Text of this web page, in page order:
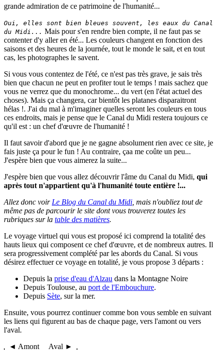
grande admiration de ce patrimoine de l'humanité...
Oui, elles sont bien bleues souvent, les eaux du Canal
du Midi... Mais pour s'en rendre bien compte, il ne faut pas se
contenter d'y aller en été... Les couleurs changent en fonction des
saisons et des heures de la journée, tout le monde le sait, et en tout
cas, les photographes le savent.
Si vous vous contentez de l'été, ce n'est pas très grave, je sais très
bien que chacun ne peut en profiter tout le temps ! mais sachez que
vous ne verrez que du monochrome... du vert (en l'état actuel des
choses). Mais ça changera, car bientôt les platanes disparaitront
hélas !. J'ai du mal à m'imaginer quelles seront les couleurs en tous
ces endroits, mais je pense que le Canal du Midi restera toujours ce
qu'il est : un chef d'œuvre de l'humanité !
Il faut savoir d'abord que je ne gagne absolument rien avec ce site, je
fais juste ça pour le fun ! Au contraire, çaa me coûte un peu...
J'espère bien que vous aimerez la suite...
J'espère bien que vous allez découvrir l'âme du Canal du Midi, qui
après tout n'appartient qu'à l'humanité toute entière !...
Allez donc voir Le Blog du Canal du Midi , mais n'oubliez tout de
même pas de parcourir le site dont vous trouverez toutes les
rubriques sur la table des matières.
Le voyage virtuel qui vous est proposé ici comprend la totalité des
hauts lieux qui composent ce chef d'œuvre, et de nombreux autres. Il
sera progressivement complété par les abords du Canal. Si vous
désirez effectuer ce voyage en totalité, je vous propose 3 départs :
Depuis la prise d'eau d'Alzau dans la Montagne Noire
Depuis Toulouse, au port de l'Embouchure.
Depuis Sète, sur la mer.
Ensuite, vous pourrez continuer comme bon vous semble en suivant
les liens qui figurent au bas de chaque page, vers l'amont ou vers
l'aval.
◄ Amont Aval ►